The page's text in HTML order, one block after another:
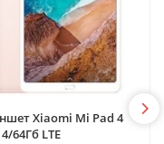
Xiaomi Mi Pad 4
64Гб LTE